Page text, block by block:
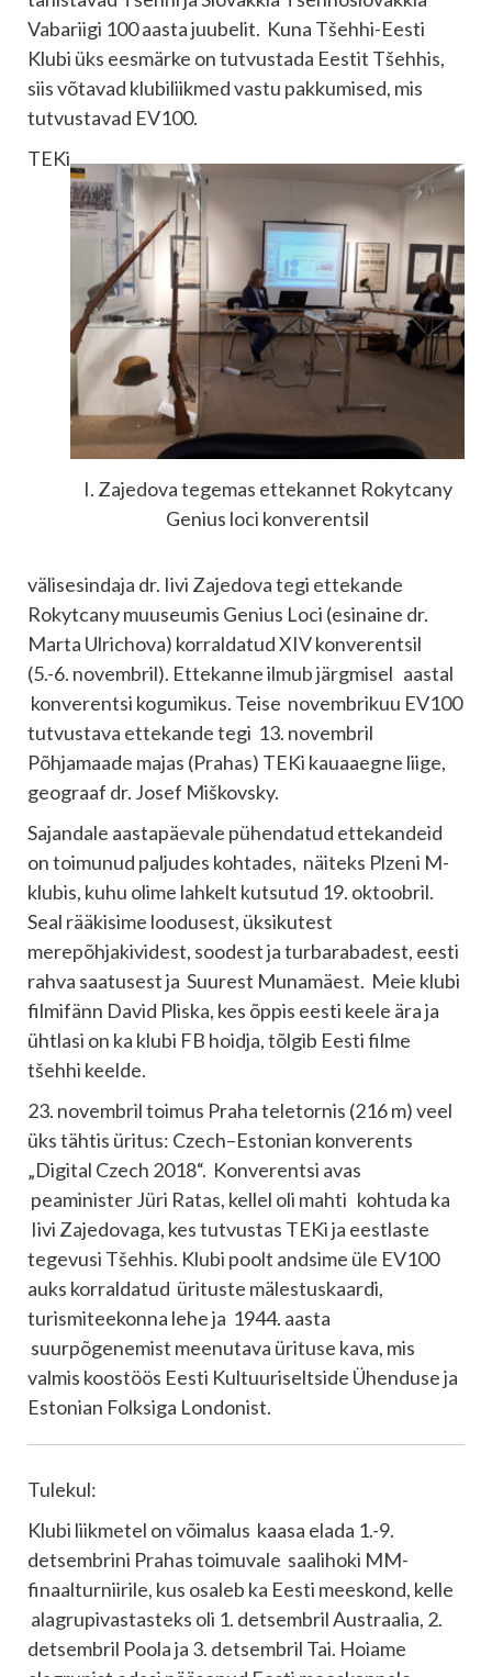
Vabariigi 100 aasta juubelit. Kuna Tšehhi-Eesti
Klubi üks eesmärke on tutvustada Eestit Tšehhis,
siis võtavad klubiliikmed vastu pakkumised, mis
tutvustavad EV100.
I. Zajedova tegemas ettekannet Rokytcany
Genius loci konverentsil
TEKi
välisesindaja dr. Iivi Zajedova tegi ettekande
Rokytcany muuseumis Genius Loci (esinaine dr.
Marta Ulrichova) korraldatud XIV konverentsil
(5.-6. novembril). Ettekanne ilmub järgmisel aastal
konverentsi kogumikus. Teise novembrikuu EV100
tutvustava ettekande tegi 13. novembril
Põhjamaade majas (Prahas) TEKi kauaaegne liige,
geograaf dr. Josef Miškovsky.
Sajandale aastapäevale pühendatud ettekandeid
on toimunud paljudes kohtades, näiteks Plzeni M-
klubis, kuhu olime lahkelt kutsutud 19. oktoobril.
Seal rääkisime loodusest, üksikutest
merepõhjakividest, soodest ja turbarabadest, eesti
rahva saatusest ja Suurest Munamäest. Meie klubi
filmifänn David Pliska, kes õppis eesti keele ära ja
ühtlasi on ka klubi FB hoidja, tõlgib Eesti filme
tšehhi keelde.
23. novembril toimus Praha teletornis (216 m) veel
üks tähtis üritus: Czech–Estonian konverents
„Digital Czech 2018“. Konverentsi avas
peaminister Jüri Ratas, kellel oli mahti kohtuda ka
Iivi Zajedovaga, kes tutvustas TEKi ja eestlaste
tegevusi Tšehhis. Klubi poolt andsime üle EV100
auks korraldatud ürituste mälestuskaardi,
turismiteekonna lehe ja 1944. aasta
suurpõgenemist meenutava ürituse kava, mis
valmis koostöös Eesti Kultuuriseltside Ühenduse ja
Estonian Folksiga Londonist.
Tulekul:
Klubi liikmetel on võimalus kaasa elada 1.-9.
detsembrini Prahas toimuvale saalihoki MM-
finaalturniirile, kus osaleb ka Eesti meeskond, kelle
alagrupivastasteks oli 1. detsembril Austraalia, 2.
detsembril Poola ja 3. detsembril Tai. Hoiame